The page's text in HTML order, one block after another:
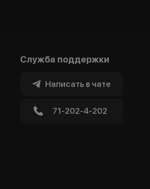
Служба поддержки
Написать в чате
71-202-4-202